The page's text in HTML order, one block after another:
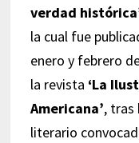
verdad
la cual fue
enero y febrero
la revista ‘La
Americana’, tras
literario